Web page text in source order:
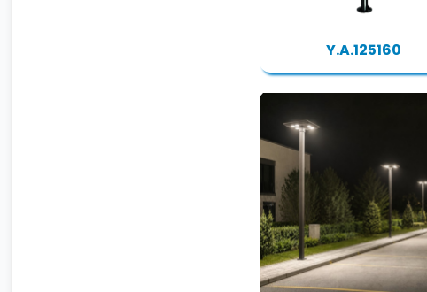
Y.A.125160